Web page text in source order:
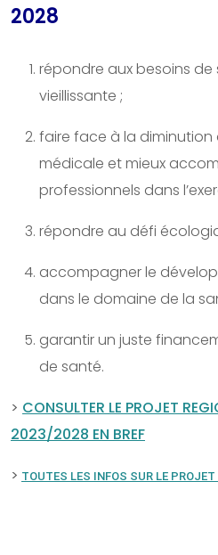
2028
répondre aux besoins
vieillissante ;
faire face à la
médicale et mieux
professionnels dans
répondre au défi
accompagner le
dans le domaine de la
garantir un juste
de santé.
> CONSULTER LE PROJET
2023/2028 EN BREF
> TOUTES LES INFOS SUR LE